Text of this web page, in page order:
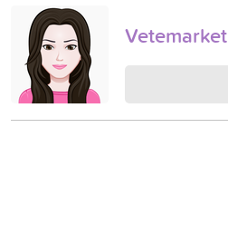
Vetemarket